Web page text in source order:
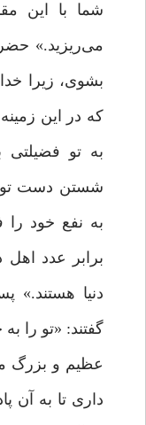
شما با این
مى‌ریزید.»
بشوى، زیرا
که در این
به تو فضیلتى
شستن دست تو
به نفع خود
برابر عدد اهل
دنیا
گفتند: «تو را
عظیم و بزرگ
دارى تا به آن